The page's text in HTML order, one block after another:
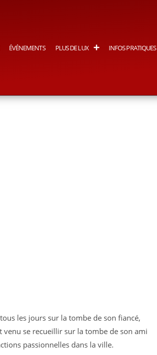
ÉVÉNEMENTS PLUS DE LUX INFOS PRATIQUES
les jours sur la tombe de son fiancé,
se recueillir sur la tombe de son ami
passionnelles dans la ville.